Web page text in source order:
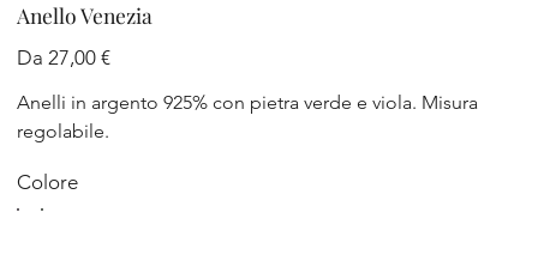
Anello Venezia
Da Prezzo
27,00 €
Anelli in argento 925% con pietra verde e viola. Misura
regolabile.
Colore